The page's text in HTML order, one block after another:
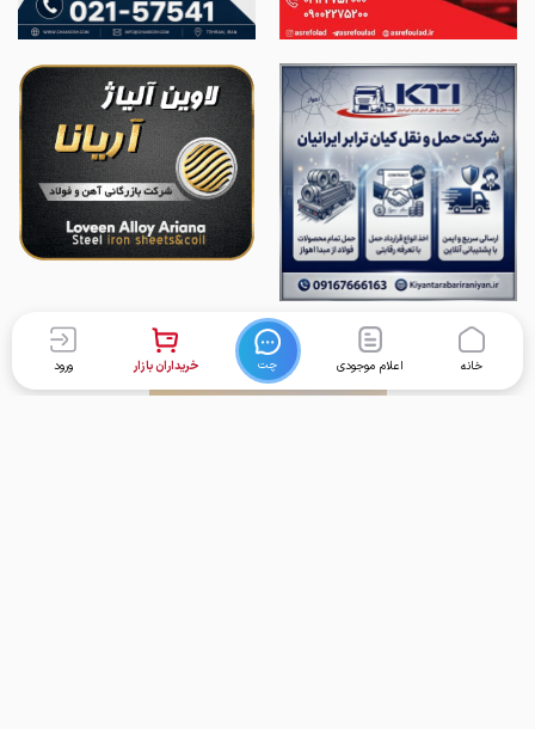
خانه اعلام موجودی چت خریداران بازار ورود